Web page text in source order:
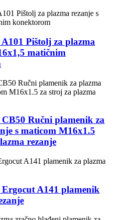
Pištolj za plazma
matičnim
Ručni plamenik za
s maticom M16x1.5
rezanje
A141 plamenik